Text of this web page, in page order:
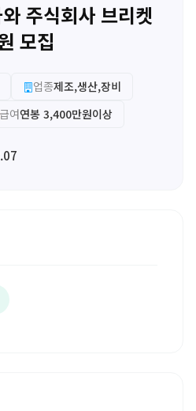
주식회사 브리켓
모집
업종제조,생산,장비
급여연봉 3,400만원이상